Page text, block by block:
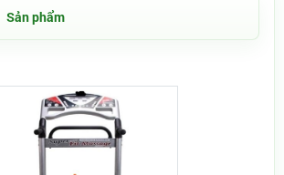
Sản phẩm